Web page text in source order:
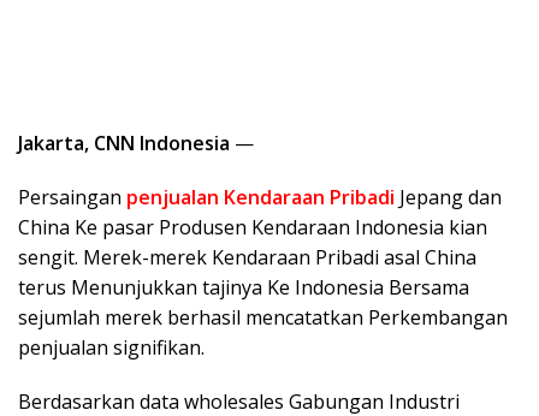
Jakarta, CNN Indonesia —
Persaingan penjualan Kendaraan Pribadi Jepang dan
China Ke pasar Produsen Kendaraan Indonesia kian
sengit. Merek-merek Kendaraan Pribadi asal China
terus Menunjukkan tajinya Ke Indonesia Bersama
sejumlah merek berhasil mencatatkan Perkembangan
penjualan signifikan.
Berdasarkan data wholesales Gabungan Industri